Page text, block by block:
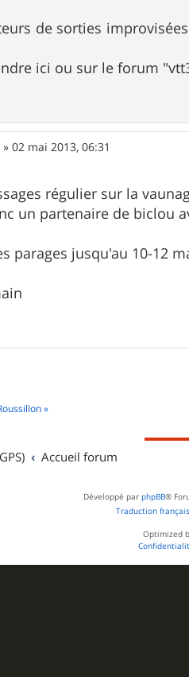
de sorties
ici ou sur le forum
»02 mai 2013, 06:31
régulier sur la
un partenaire de biclou
parages jusqu'au 10-12
»
Accueil forum
Développé par phpBB®
Traduction
Optimized